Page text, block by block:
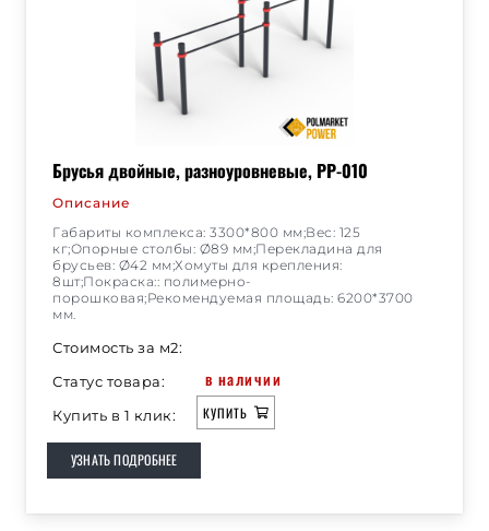
Брусья двойные, разноуровневые, РР-010
Описание
Габариты комплекса: 3300*800 мм;Вес: 125
кг;Опорные столбы: Ø89 мм;Перекладина для
брусьев: Ø42 мм;Хомуты для крепления:
8шт;Покраска:: полимерно-
порошковая;Рекомендуемая площадь: 6200*3700
мм.
Стоимость за м2:
Статус товара:
в наличии
Купить в 1 клик: КУПИТЬ
УЗНАТЬ ПОДРОБНЕЕ